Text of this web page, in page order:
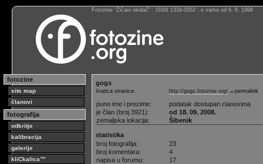
Fotozine “Žičani okidač” : ISSN 1334-0352 : s vama od 6. 6. 1998
fotozine
site map
članovi
fotografija
odkritje
kalibracija
galerije
kliCkalica™
gogs
kratica stranice: http://gogs.fotozine.org/ ←permalink
puno ime i prezime:
podatak dostupan clanovima
je član (broj 3921):
od 18. 09. 2008.
zemaljska lokacija:
Šibenik
statistika
broj fotografija:
23
broj komentara:
4
napisa u forumu:
17